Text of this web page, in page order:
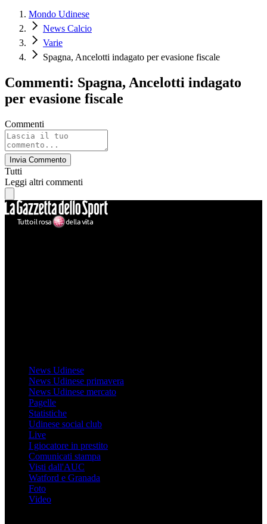
Mondo Udinese
News Calcio
Varie
Spagna, Ancelotti indagato per evasione fiscale
Commenti: Spagna, Ancelotti indagato
per evasione fiscale
Commenti
Invia Commento
Tutti
Leggi altri commenti
News Udinese
News Udinese primavera
News Udinese mercato
Pagelle
Statistiche
Udinese social club
Live
I giocatore in prestito
Comunicati stampa
Visti dall'AUC
Watford e Granada
Foto
Video